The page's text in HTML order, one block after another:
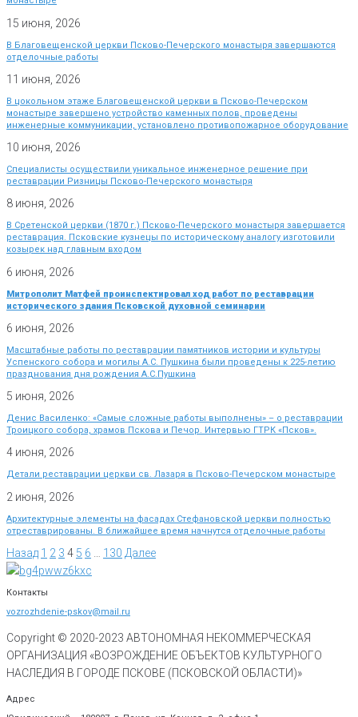
15 июня, 2026
В Благовещенской церкви Псково-Печерского монастыря завершаются
отделочные работы
11 июня, 2026
В цокольном этаже Благовещенской церкви в Псково-Печерском
монастыре завершено устройство каменных полов, проведены
инженерные коммуникации, установлено противопожарное оборудование
10 июня, 2026
Специалисты осуществили уникальное инженерное решение при
реставрации Ризницы Псково-Печерского монастыря
8 июня, 2026
В Сретенской церкви (1870 г.) Псково-Печерского монастыря завершается
реставрация. Псковские кузнецы по историческому аналогу изготовили
козырек над главным входом
6 июня, 2026
Митрополит Матфей проинспектировал ход работ по реставрации
исторического здания Псковской духовной семинарии
6 июня, 2026
Масштабные работы по реставрации памятников истории и культуры
Успенского собора и могилы А.С. Пушкина были проведены к 225-летию
празднования дня рождения А.С.Пушкина
5 июня, 2026
Денис Василенко: «Самые сложные работы выполнены» – о реставрации
Троицкого собора, храмов Пскова и Печор. Интервью ГТРК «Псков».
4 июня, 2026
Детали реставрации церкви св. Лазаря в Псково-Печерском монастыре
2 июня, 2026
Архитектурные элементы на фасадах Стефановской церкви полностью
отреставрированы. В ближайшее время начнутся отделочные работы
Назад 1 2 3 4 5 6 130 Далее
Контакты
vozrozhdenie-pskov@mail.ru
Copyright © 2020-2023 АВТОНОМНАЯ НЕКОММЕРЧЕСКАЯ
ОРГАНИЗАЦИЯ «ВОЗРОЖДЕНИЕ ОБЪЕКТОВ КУЛЬТУРНОГО
НАСЛЕДИЯ В ГОРОДЕ ПСКОВЕ (ПСКОВСКОЙ ОБЛАСТИ)»
Адрес